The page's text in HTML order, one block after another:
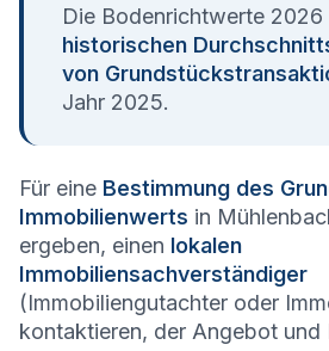
Die Bodenrichtwerte 2026
historischen
von
Jahr 2025.
Für eine Bestimmung des
Immobilienwerts in
ergeben, einen lokalen
Immobiliensachverständiger
(Immobiliengutachter oder
kontaktieren, der Angebot und